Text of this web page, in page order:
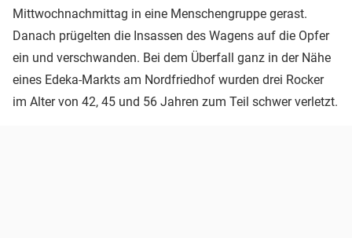
Mittwochnachmittag in eine Menschengruppe gerast.
Danach prügelten die Insassen des Wagens auf die Opfer
ein und verschwanden. Bei dem Überfall ganz in der Nähe
eines Edeka-Markts am Nordfriedhof wurden drei Rocker
im Alter von 42, 45 und 56 Jahren zum Teil schwer verletzt.